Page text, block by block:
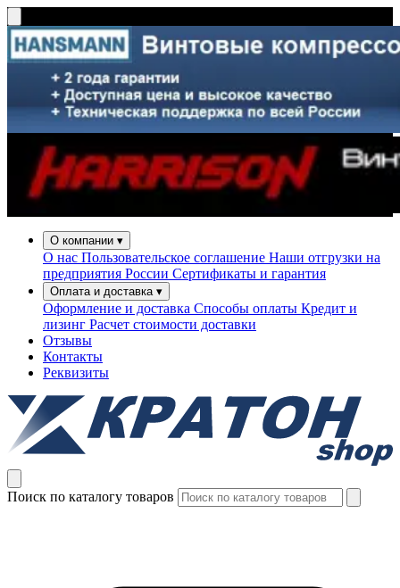
О компании ▾
О нас Пользовательское соглашение Наши отгрузки на
предприятия России Сертификаты и гарантия
Оплата и доставка ▾
Оформление и доставка Способы оплаты Кредит и
лизинг Расчет стоимости доставки
Отзывы
Контакты
Реквизиты
Поиск по каталогу товаров